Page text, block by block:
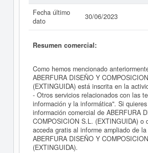
Fecha último
dato
30/06/2023
Resumen comercial:
Como hemos mencionado
ABERFURA DISEÑO Y
(EXTINGUIDA) está inscrita en la
- Otros servicios relacionados con las
información y la informática". Si
información comercial de ABERFURA
COMPOSICION S.L. (EXTINGUIDA) o
acceda gratis al informe ampliado de la
ABERFURA DISEÑO Y
(EXTINGUIDA).